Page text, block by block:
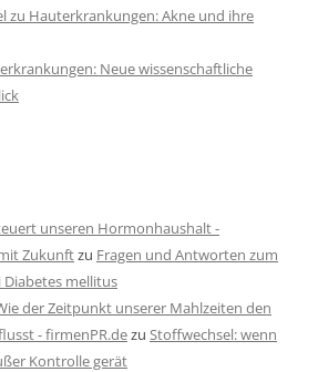
zu Hauterkrankungen: Akne und ihre
Neue wissenschaftliche
unseren Hormonhaushalt -
Zukunftzu Fragen und Antworten zum
Diabetes mellitus
der Zeitpunkt unserer Mahlzeiten den
- firmenPR.dezu Stoffwechsel: wenn
Kontrolle gerät